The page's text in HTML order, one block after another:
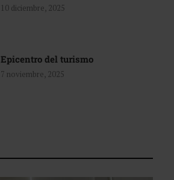
10 diciembre, 2025
Epicentro del turismo
7 noviembre, 2025